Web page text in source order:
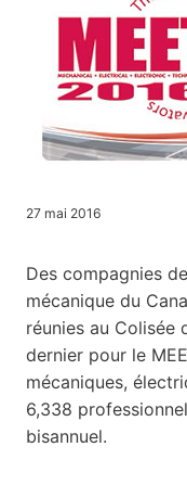
27 mai 2016
Des compagnies
mécanique du
réunies au Colisée
dernier pour le
mécaniques,
6,338
bisannuel.